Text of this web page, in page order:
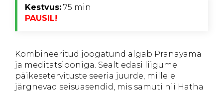
Kestvus: 75 min
PAUSIL!
Kombineeritud joogatund algab Pranayama
ja meditatsiooniga. Sealt edasi liigume
päikesetervituste seeria juurde, millele
järgnevad seisuasendid, mis samuti nii Hatha